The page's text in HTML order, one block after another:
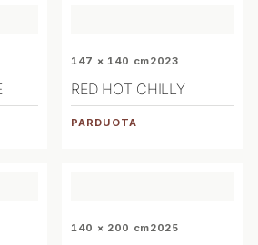
147 × 140 cm2023
RED HOT CHILLY
PARDUOTA
140 × 200 cm2025